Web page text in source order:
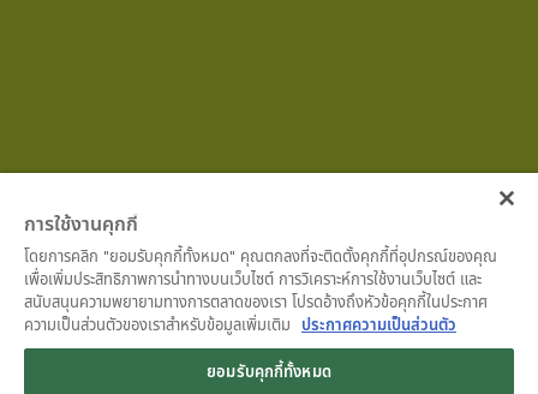
การใช้งานคุกกี้
โดยการคลิก "ยอมรับคุกกี้ทั้งหมด" คุณตกลงที่จะติดตั้งคุกกี้ที่อุปกรณ์ของคุณ
เพื่อเพิ่มประสิทธิภาพการนำทางบนเว็บไซต์ การวิเคราะห์การใช้งานเว็บไซต์ และ
สนับสนุนความพยายามทางการตลาดของเรา โปรดอ้างถึงหัวข้อคุกกี้ในประกาศ
ความเป็นส่วนตัวของเราสำหรับข้อมูลเพิ่มเติม
ประกาศความเป็นส่วนตัว
ยอมรับคุกกี้ทั้งหมด